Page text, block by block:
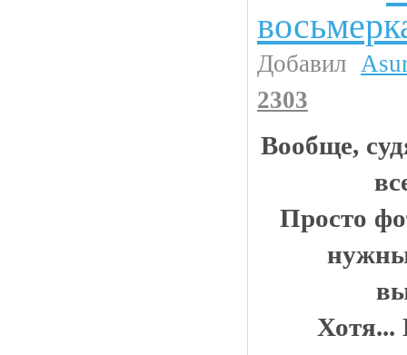
Добавил
2303
Вообще,
Просто
Хотя...